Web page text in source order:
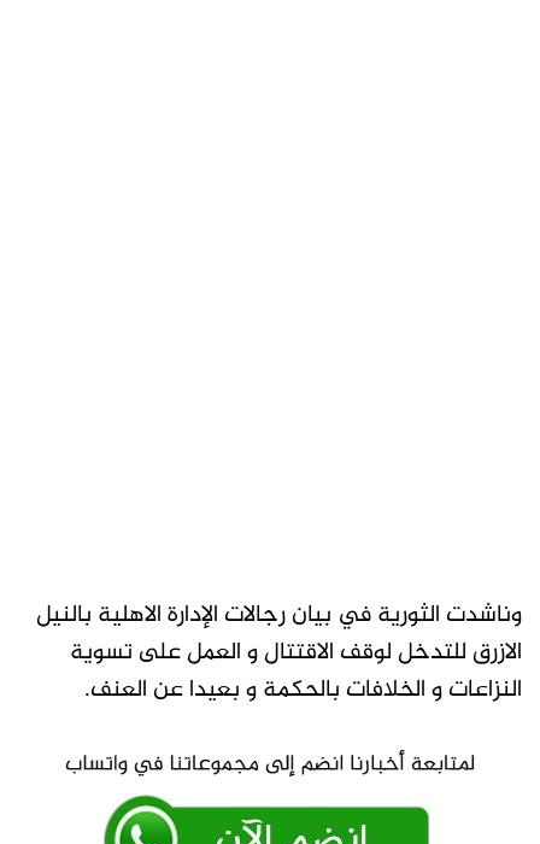
وناشدت الثورية في بيان رجالات الإدارة الاهلية بالنيل
الازرق للتدخل لوقف الاقتتال و العمل على تسوية
النزاعات و الخلافات بالحكمة و بعيدا عن العنف.